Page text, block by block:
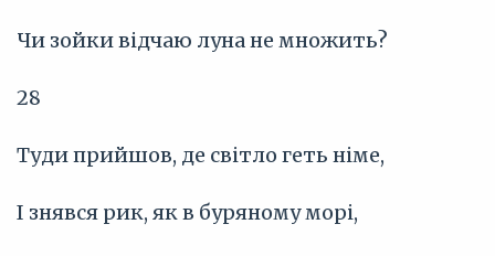
Чи зойки відчаю луна не множить?
28
Туди прийшов, де світло геть німе,
І знявся рик, як в буряному морі,